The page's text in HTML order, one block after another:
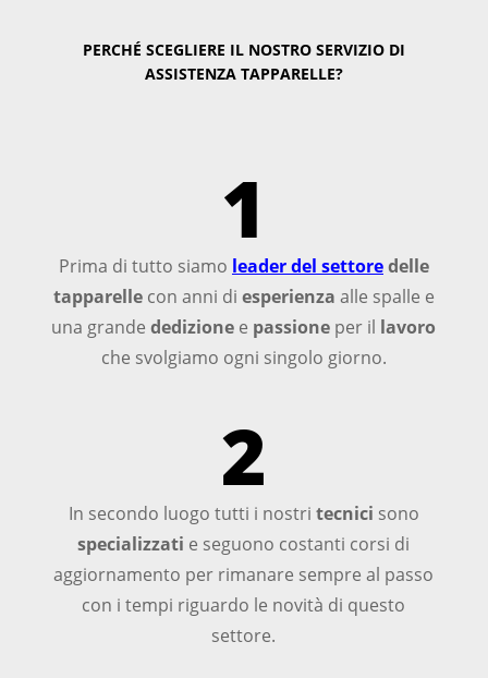
PERCHÉ SCEGLIERE IL NOSTRO SERVIZIO DI
ASSISTENZA TAPPARELLE?
1
Prima di tutto siamo leader del settoredelle
tapparellecon anni di esperienza alle spalle e
una grandededizione e passione per il lavoro
che svolgiamo ogni singolo giorno.
2
In secondo luogo tutti i nostri tecnici sono
specializzati e seguono costanti corsi di
aggiornamento per rimanare sempre al passo
con i tempi riguardo le novità di questo
settore.